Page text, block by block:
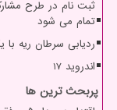
تمام می شود
ردیابی سرطان ریه
اندروید 17
پربحث ترین ها